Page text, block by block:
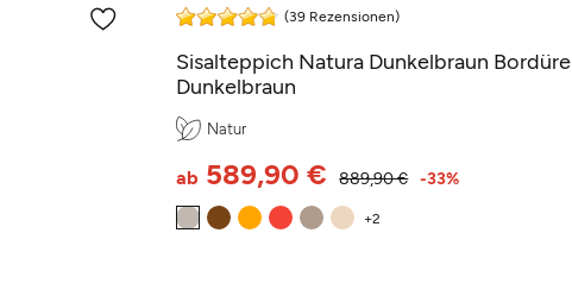
(39 Rezensionen)
Sisalteppich Natura Dunkelbraun Bordüre
Dunkelbraun
Natur
889,90 €
ab 589,90 € -33%